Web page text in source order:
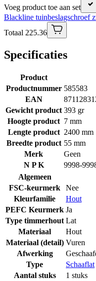
Voeg product toe aan set
Blackline tuinbeslagschroef
Totaal 225.36
Specificaties
Product
Productnummer 585583
EAN
Gewicht product 393 gr
Hoogte product 7 mm
Lengte product 2400 mm
Breedte product 55 mm
Merk
Geen
N P K
9998-
Algemeen
FSC-keurmerk
Nee
Kleurfamilie
Hout
PEFC Keurmerk Ja
Type timmerhout Lat
Materiaal
Hout
Materiaal (detail) Vuren
Afwerking
Type
Schaaflat
Aantal stuks
1 stuks